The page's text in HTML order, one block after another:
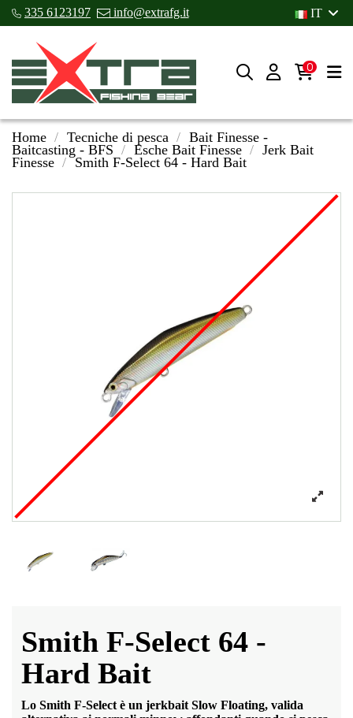
335 6123197 info@extrafg.it IT
0
Home Tecniche di pesca
Bait Finesse -
Baitcasting - BFS
Esche Bait Finesse
Jerk Bait
Finesse
Smith F-Select 64 - Hard Bait
Smith F-Select 64 -
Hard Bait
Lo Smith F-Select è un jerkbait Slow Floating, valida